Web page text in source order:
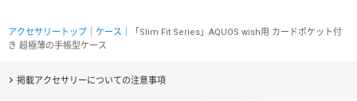
アクセサリートップ ケース ｜「Slim Fit Series」AQUOS wish用 カードポケット付
き 超極薄の手帳型ケース
掲載アクセサリーについての注意事項